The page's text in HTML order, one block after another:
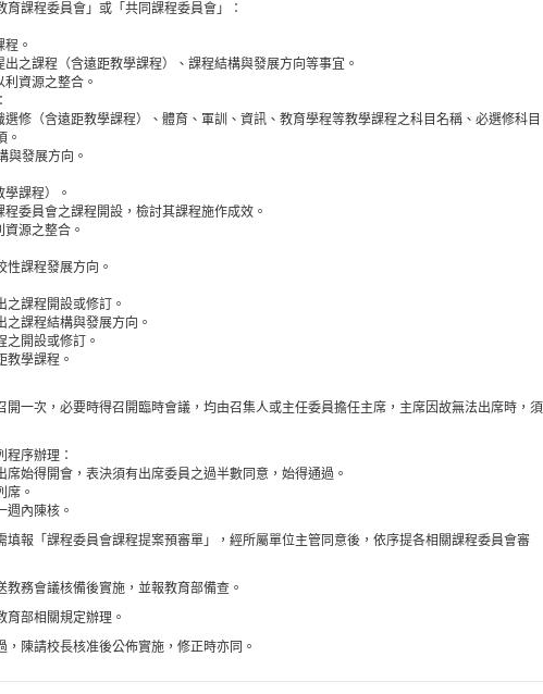
課程委員會」或「共同課程委員會」：
。
之課程（含遠距教學課程）、課程結構與發展方向等事宜。
資源之整合。
修（含遠距教學課程）、體育、軍訓、資訊、教育學程等教學課程之科目名稱、必選修科目
。
與發展方向。
課程）。
委員會之課程開設，檢討其課程施作成效。
源之整合。
性課程發展方向。
之課程開設或修訂。
之課程結構與發展方向。
之開設或修訂。
教學課程。
開一次，必要時得召開臨時會議，均由召集人或主任委員擔任主席，主席因故無法出席時，須
序辦理：
始得開會，表決須有出席委員之過半數同意，始得通過。
席。
週內陳核。
填報「課程委員會課程提案預審單」，經所屬單位主管同意後，依序提各相關課程委員會審
務會議核備後實施，並報教育部備查。
育部相關規定辦理。
，陳請校長核准後公佈實施，修正時亦同。